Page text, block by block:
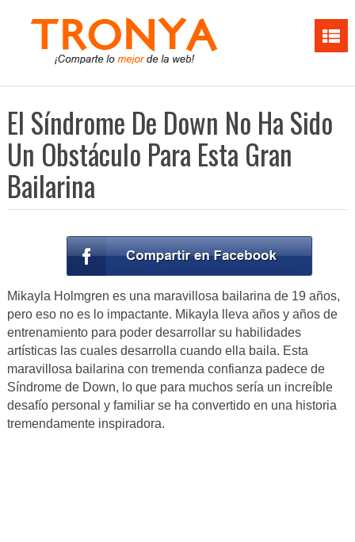
El Síndrome De Down No Ha Sido
Un Obstáculo Para Esta Gran
Bailarina
Mikayla Holmgren es una maravillosa bailarina de 19 años,
pero eso no es lo impactante. Mikayla lleva años y años de
entrenamiento para poder desarrollar su habilidades
artísticas las cuales desarrolla cuando ella baila. Esta
maravillosa bailarina con tremenda confianza padece de
Síndrome de Down, lo que para muchos sería un increíble
desafío personal y familiar se ha convertido en una historia
tremendamente inspiradora.